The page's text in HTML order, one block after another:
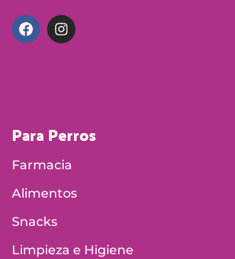
Para Perros
Farmacia
Alimentos
Snacks
Limpieza e Higiene